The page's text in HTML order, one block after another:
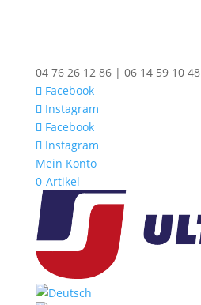
04 76 26 12 86 | 06 14 59 10 48
Facebook
Instagram
Facebook
Instagram
Mein Konto
0-Artikel